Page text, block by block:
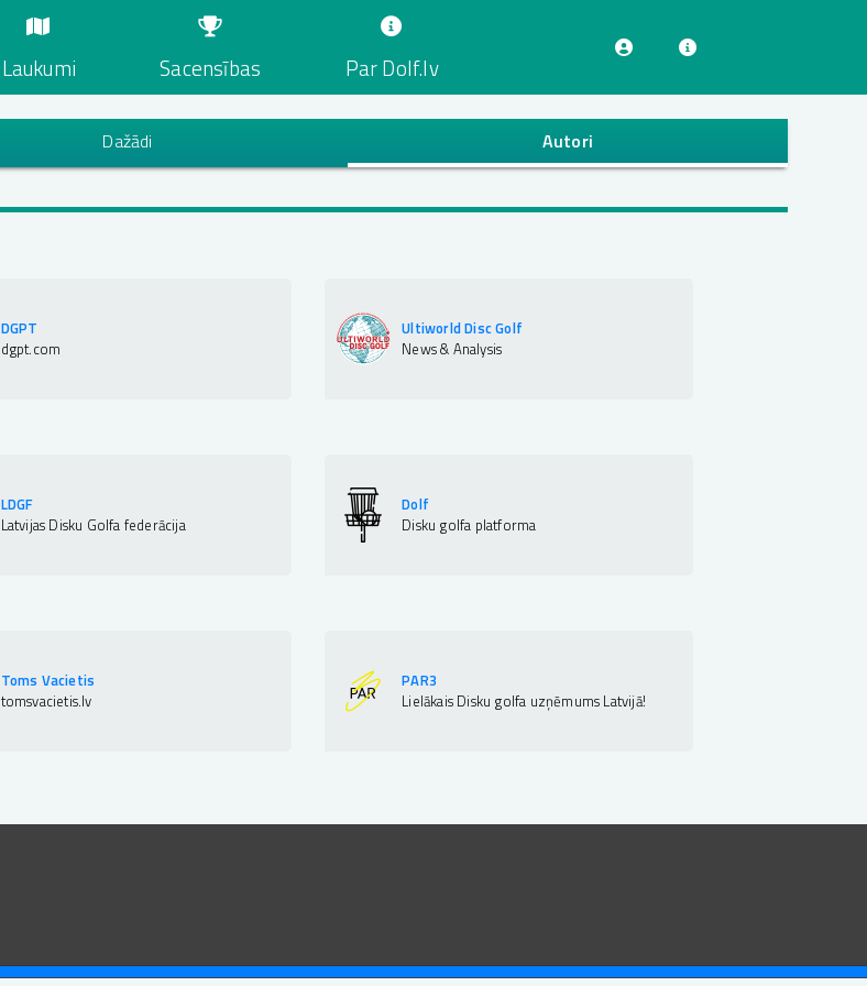
Laukumi Sacensības Par Dolf.lv
Dažādi Autori
DGPT
dgpt.com
Ultiworld Disc Golf
News & Analysis
LDGF
Latvijas Disku Golfa federācija
Dolf
Disku golfa platforma
Toms Vacietis
tomsvacietis.lv
PAR3
Lielākais Disku golfa uzņēmums Latvijā!